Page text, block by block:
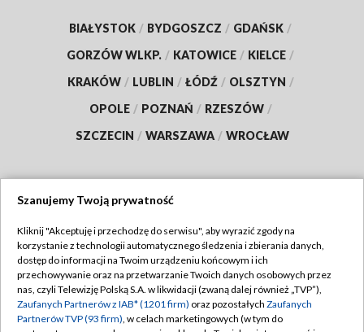
BIAŁYSTOK / BYDGOSZCZ / GDAŃSK /
GORZÓW WLKP. / KATOWICE / KIELCE /
KRAKÓW / LUBLIN / ŁÓDŹ / OLSZTYN /
OPOLE / POZNAŃ / RZESZÓW /
SZCZECIN / WARSZAWA / WROCŁAW
TVP
Abonament TVP
Emisja w TVP
Centrum informacji TVP
Regulamin TVP
Polityka prywatności
Szanujemy Twoją prywatność
Kliknij "Akceptuję i przechodzę do serwisu", aby wyrazić zgody na
korzystanie z technologii automatycznego śledzenia i zbierania danych,
dostęp do informacji na Twoim urządzeniu końcowym i ich
przechowywanie oraz na przetwarzanie Twoich danych osobowych przez
nas, czyli Telewizję Polską S.A. w likwidacji (zwaną dalej również „TVP”),
Zaufanych Partnerów z IAB* (1201 firm) oraz pozostałych Zaufanych
Partnerów TVP (93 firm), w celach marketingowych (w tym do